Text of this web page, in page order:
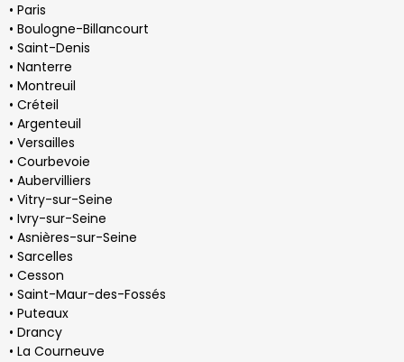
• Paris
• Boulogne-Billancourt
• Saint-Denis
• Nanterre
• Montreuil
• Créteil
• Argenteuil
• Versailles
• Courbevoie
• Aubervilliers
• Vitry-sur-Seine
• Ivry-sur-Seine
• Asnières-sur-Seine
• Sarcelles
• Cesson
• Saint-Maur-des-Fossés
• Puteaux
• Drancy
• La Courneuve